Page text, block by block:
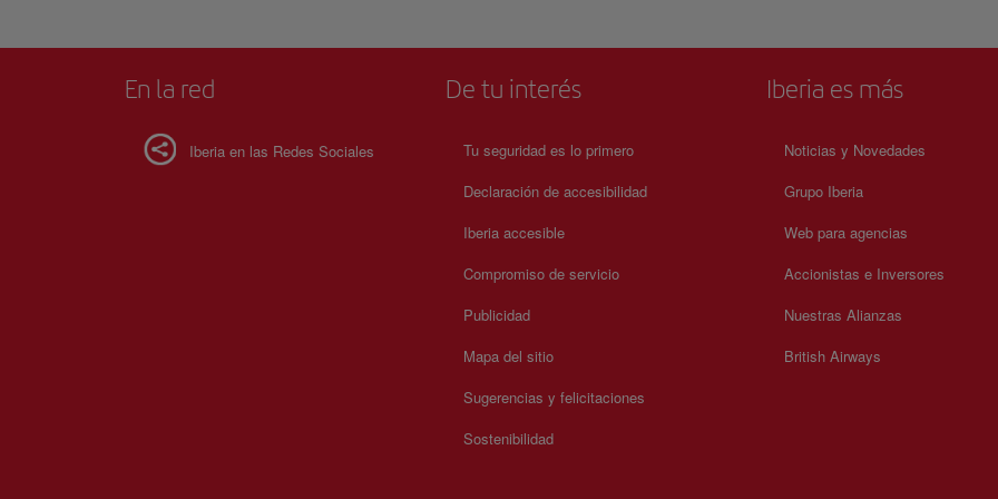
En la red
Iberia en las Redes Sociales
De tu interés
Tu seguridad es lo primero
Declaración de accesibilidad
Iberia accesible
Compromiso de servicio
Publicidad
Mapa del sitio
Sugerencias y felicitaciones
Sostenibilidad
Iberia es más
Noticias y Novedades
Grupo Iberia
Web para agencias
Accionistas e Inversores
Nuestras Alianzas
British Airways